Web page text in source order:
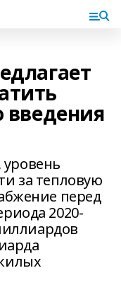
введения
за тепловую
перед
2020-